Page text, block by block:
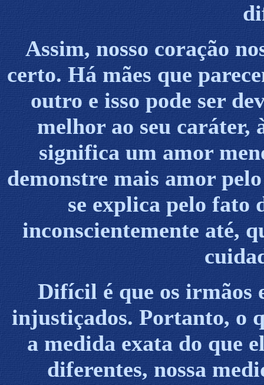
Assim, nosso coração
certo. Há mães que
outro e isso pode ser
melhor ao seu caráter,
significa um amor
demonstre mais amor
se explica pelo fato
inconscientemente até,
Difícil é que os irmãos
injustiçados. Portanto, o
a medida exata do que
diferentes, nossa